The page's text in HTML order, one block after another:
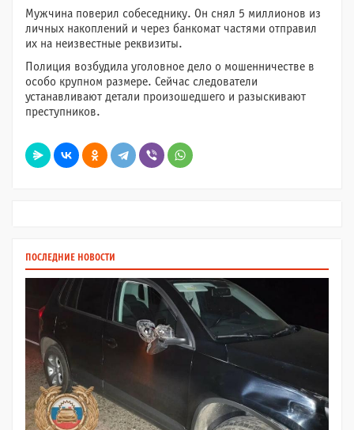
Мужчина поверил собеседнику. Он снял 5 миллионов из
личных накоплений и через банкомат частями отправил
их на неизвестные реквизиты.
Полиция возбудила уголовное дело о мошенничестве в
особо крупном размере. Сейчас следователи
устанавливают детали произошедшего и разыскивают
преступников.
ПОСЛЕДНИЕ НОВОСТИ